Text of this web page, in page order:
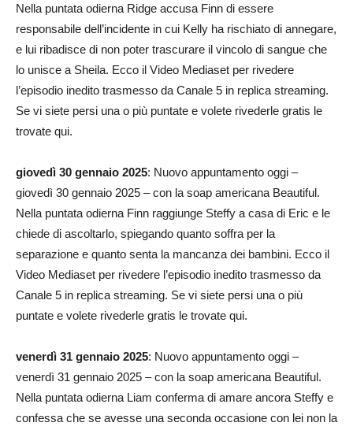
Nella puntata odierna Ridge accusa Finn di essere
responsabile dell’incidente in cui Kelly ha rischiato di annegare,
e lui ribadisce di non poter trascurare il vincolo di sangue che
lo unisce a Sheila. Ecco il Video Mediaset per rivedere
l’episodio inedito trasmesso da Canale 5 in replica streaming.
Se vi siete persi una o più puntate e volete rivederle gratis le
trovate qui.
giovedì 30 gennaio 2025: Nuovo appuntamento oggi –
giovedì 30 gennaio 2025 – con la soap americana Beautiful.
Nella puntata odierna Finn raggiunge Steffy a casa di Eric e le
chiede di ascoltarlo, spiegando quanto soffra per la
separazione e quanto senta la mancanza dei bambini. Ecco il
Video Mediaset per rivedere l’episodio inedito trasmesso da
Canale 5 in replica streaming. Se vi siete persi una o più
puntate e volete rivederle gratis le trovate qui.
venerdì 31 gennaio 2025: Nuovo appuntamento oggi –
venerdì 31 gennaio 2025 – con la soap americana Beautiful.
Nella puntata odierna Liam conferma di amare ancora Steffy e
confessa che se avesse una seconda occasione con lei non la